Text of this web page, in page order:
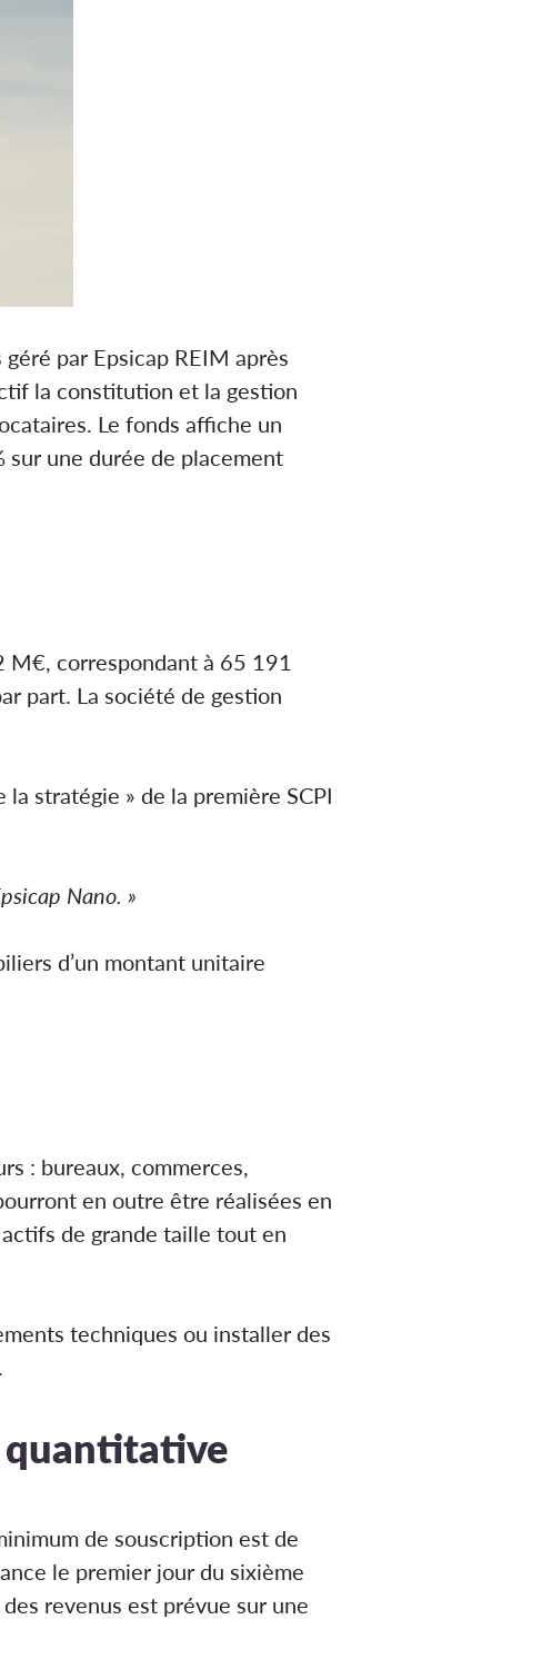
par Epsicap REIM après
la constitution et la gestion
Le fonds affiche un
une durée de placement
M€, correspondant à 65 191
part. La société de gestion
la stratégie » de la première SCPI
Nano. »
d’un montant unitaire
: bureaux, commerces,
en outre être réalisées en
de grande taille tout en
techniques ou installer des
quantitative
de souscription est de
le premier jour du sixième
revenus est prévue sur une